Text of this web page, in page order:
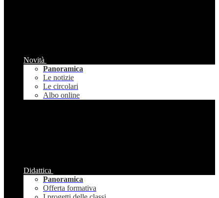
Novità
Panoramica
Le notizie
Le circolari
Albo online
Didattica
Panoramica
Offerta formativa